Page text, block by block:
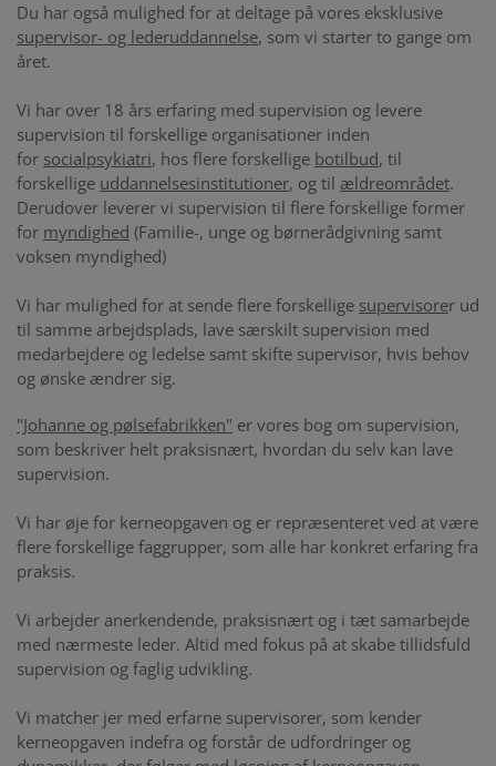
Du har også mulighed for at deltage på vores eksklusive
supervisor- og lederuddannelse, som vi starter to gange om
året.
Vi har over 18 års erfaring med supervision og levere
supervision til forskellige organisationer inden
for socialpsykiatri, hos flere forskellige botilbud, til
forskellige uddannelsesinstitutioner, og til ældreområdet.
Derudover leverer vi supervision til flere forskellige former
for myndighed (Familie-, unge og børnerådgivning samt
voksen myndighed)
Vi har mulighed for at sende flere forskellige supervisorer ud
til samme arbejdsplads, lave særskilt supervision med
medarbejdere og ledelse samt skifte supervisor, hvis behov
og ønske ændrer sig.
"Johanne og pølsefabrikken" er vores bog om supervision,
som beskriver helt praksisnært, hvordan du selv kan lave
supervision.
Vi har øje for kerneopgaven og er repræsenteret ved at være
flere forskellige faggrupper, som alle har konkret erfaring fra
praksis.
Vi arbejder anerkendende, praksisnært og i tæt samarbejde
med nærmeste leder. Altid med fokus på at skabe tillidsfuld
supervision og faglig udvikling.
Vi matcher jer med erfarne supervisorer, som kender
kerneopgaven indefra og forstår de udfordringer og